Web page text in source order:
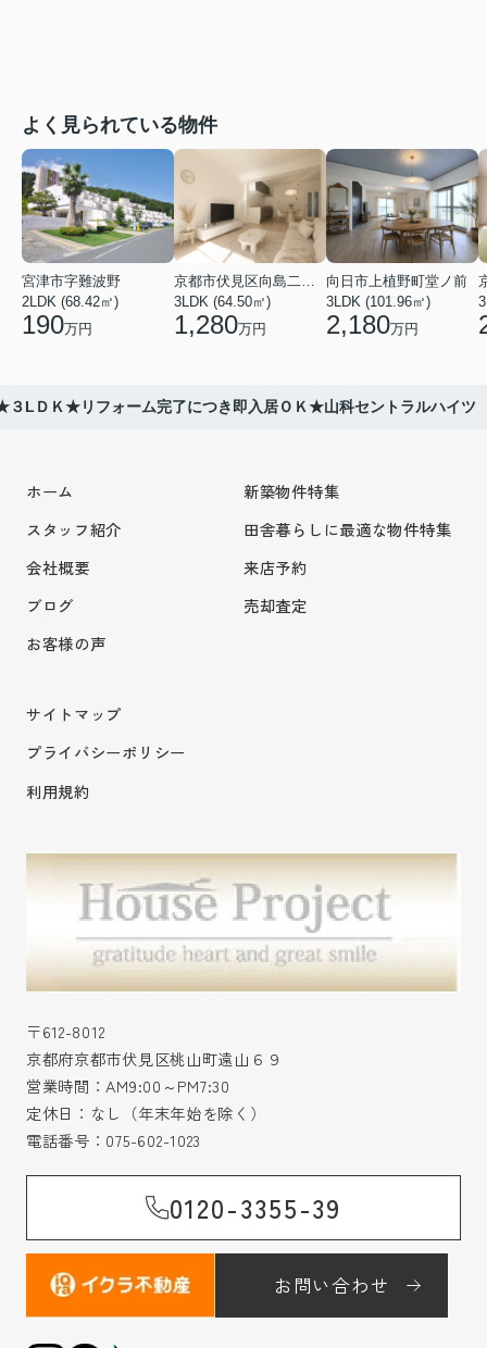
よく見られている物件
宮津市字難波野
2LDK (68.42㎡)
190万円
京都市伏見区向島二ノ丸町
3LDK (64.50㎡)
1,280万円
向日市上植野町堂ノ前
3LDK (101.96㎡)
2,180万円
LＤＫ★リフォーム完了につき即入居ＯＫ★山科セントラルハイツ
ホーム
スタッフ紹介
会社概要
ブログ
お客様の声
新築物件特集
田舎暮らしに最適な物件特集
来店予約
売却査定
サイトマップ
プライバシーポリシー
利用規約
〒612-8012
京都府京都市伏見区桃山町遠山６９
営業時間：AM9:00～PM7:30
定休日：なし（年末年始を除く）
電話番号： 075-602-1023
0120-3355-39
お問い合わせ